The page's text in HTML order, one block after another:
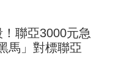
！聯亞3000元急
馬」對標聯亞